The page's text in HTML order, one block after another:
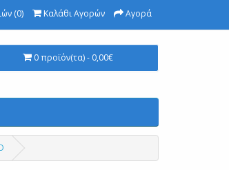
(0) Καλάθι Αγορών Αγορά
0 προϊόν(τα) - 0,00€